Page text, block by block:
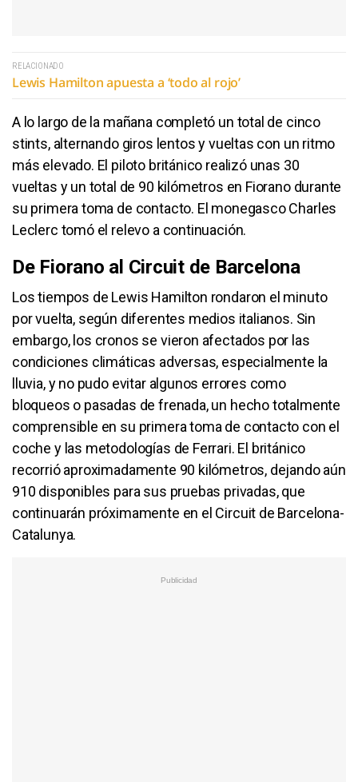
RELACIONADO
Lewis Hamilton apuesta a ‘todo al rojo’
A lo largo de la mañana completó un total de cinco
stints, alternando giros lentos y vueltas con un ritmo
más elevado. El piloto británico realizó unas 30
vueltas y un total de 90 kilómetros en Fiorano durante
su primera toma de contacto. El monegasco Charles
Leclerc tomó el relevo a continuación.
De Fiorano al Circuit de Barcelona
Los tiempos de Lewis Hamilton rondaron el minuto
por vuelta, según diferentes medios italianos. Sin
embargo, los cronos se vieron afectados por las
condiciones climáticas adversas, especialmente la
lluvia, y no pudo evitar algunos errores como
bloqueos o pasadas de frenada, un hecho totalmente
comprensible en su primera toma de contacto con el
coche y las metodologías de Ferrari. El británico
recorrió aproximadamente 90 kilómetros, dejando aún
910 disponibles para sus pruebas privadas, que
continuarán próximamente en el Circuit de Barcelona-
Catalunya.